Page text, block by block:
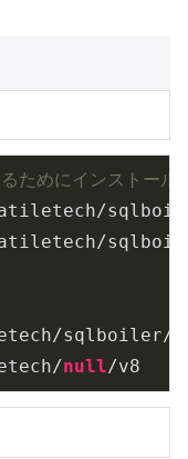
めにインストール
null/v8